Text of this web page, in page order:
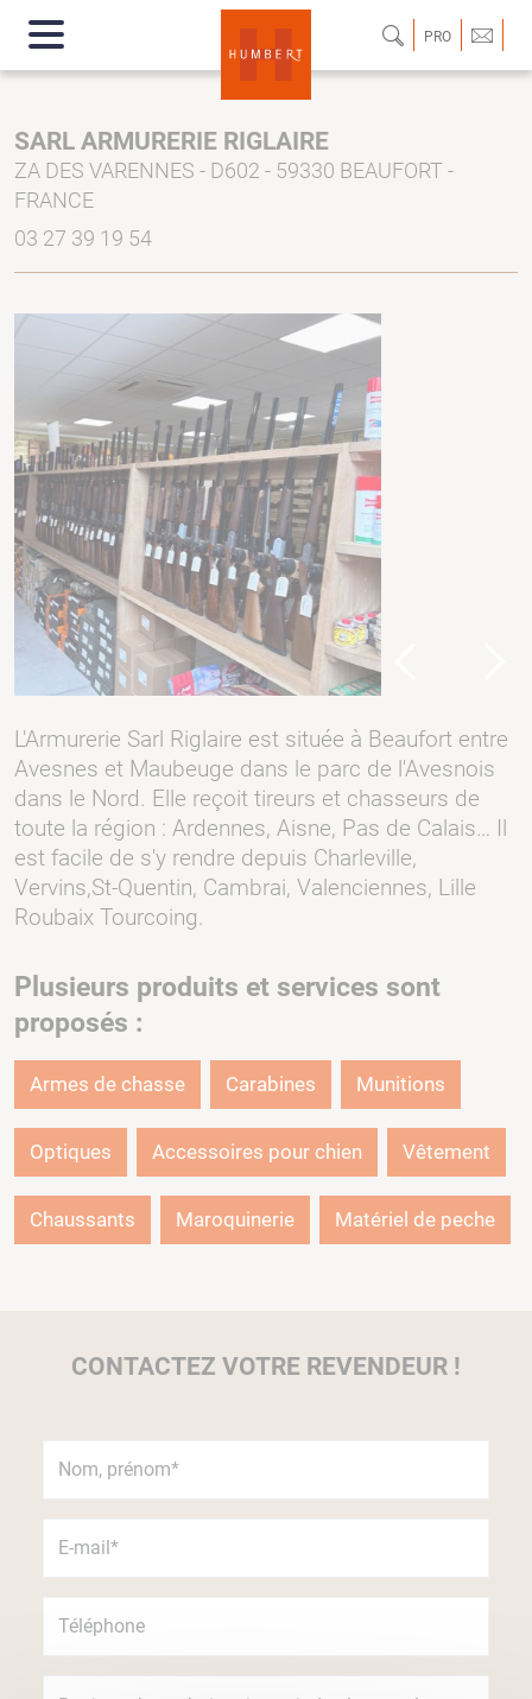
PRO
SARL ARMURERIE RIGLAIRE
ZA DES VARENNES - D602 - 59330 BEAUFORT -
FRANCE
03 27 39 19 54
L'Armurerie Sarl Riglaire est située à Beaufort entre
Avesnes et Maubeuge dans le parc de l'Avesnois
dans le Nord. Elle reçoit tireurs et chasseurs de
toute la région : Ardennes, Aisne, Pas de Calais… Il
est facile de s'y rendre depuis Charleville,
Vervins,St-Quentin, Cambrai, Valenciennes, Lille
Roubaix Tourcoing.
Plusieurs produits et services sont
proposés :
Armes de chasse Carabines Munitions
Optiques Accessoires pour chien Vêtement
Chaussants Maroquinerie Matériel de peche
CONTACTEZ VOTRE REVENDEUR !